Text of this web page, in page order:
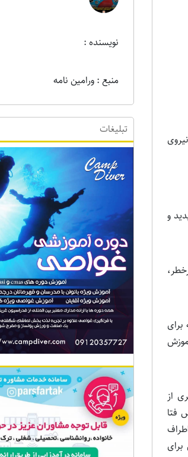
و
برای
از
فتا
نویسنده :
منبع : ورامین نامه
تبلیغات